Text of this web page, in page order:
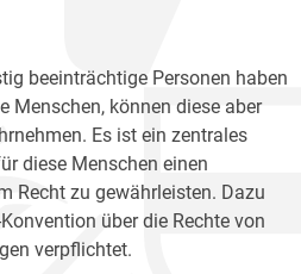
beeinträchtige Personen haben
Menschen, können diese aber
Es ist ein zentrales
diese Menschen einen
Recht zu gewährleisten. Dazu
über die Rechte von
verpflichtet.